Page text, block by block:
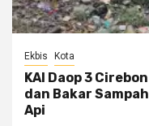
Ekbis Kota
KAI Daop 3
dan Bakar
Api